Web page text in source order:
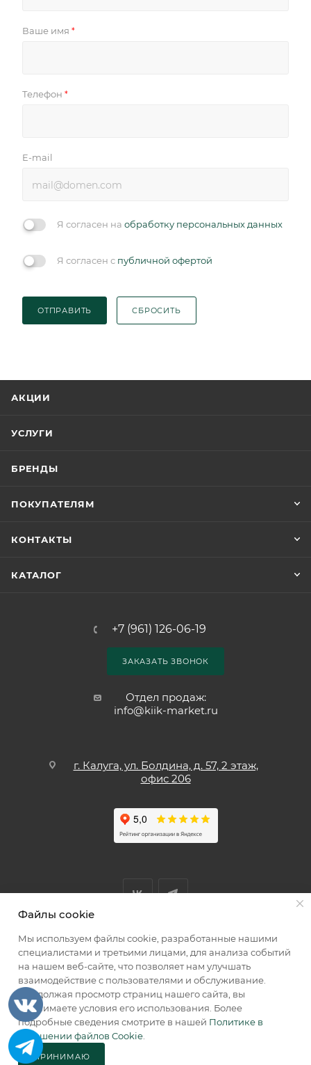
Ваше имя *
Телефон *
E-mail
Я согласен на обработку персональных данных
Я согласен с публичной офертой
ОТПРАВИТЬ СБРОСИТЬ
АКЦИИ
УСЛУГИ
БРЕНДЫ
ПОКУПАТЕЛЯМ
КОНТАКТЫ
КАТАЛОГ
+7 (961) 126-06-19
ЗАКАЗАТЬ ЗВОНОК
Отдел продаж:
info@kiik-market.ru
г. Калуга, ул. Болдина, д. 57, 2 этаж,
офис 206
Мы принимаем к оплате
2026 © КИИК МАРКЕТ
Файлы cookie
Мы используем файлы cookie, разработанные нашими
специалистами и третьими лицами, для анализа событий
на нашем веб-сайте, что позволяет нам улучшать
взаимодействие с пользователями и обслуживание.
Продолжая просмотр страниц нашего сайта, вы
принимаете условия его использования. Более
подробные сведения смотрите в нашей Политике в
отношении файлов Cookie
ПРИНИМАЮ